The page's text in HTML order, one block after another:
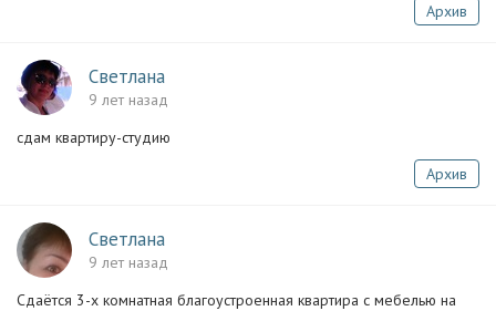
Архив
Светлана
9 лет назад
сдам квартиру-студию
Архив
Светлана
9 лет назад
Сдаётся 3-х комнатная благоустроенная квартира с мебелью на